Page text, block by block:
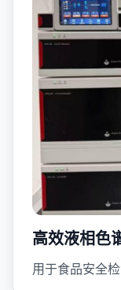
高效液相色
用于食品安全